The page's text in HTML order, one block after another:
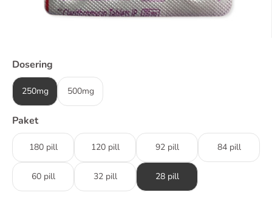
Dosering
250mg 500mg
Paket
180 pill 120 pill 92 pill 84 pill
60 pill 32 pill 28 pill